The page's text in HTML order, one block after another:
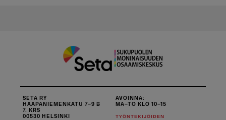
SETA RY
HAAPANIEMENKATU 7–9 B
7. KRS
00530 HELSINKI
AVOINNA:
MA–TO KLO 10–15
TYÖNTEKIJÖIDEN